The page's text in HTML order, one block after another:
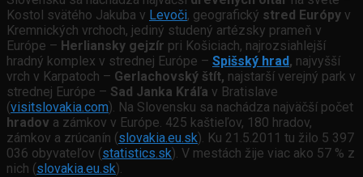
Kostol svätého Jakuba v Levoči, geografický stred Európy v
Kremnických vrchoch, jediný studený artézsky prameň v
Európe – Herliansky gejzír pri Košiciach, najrozsiahlejší
hradný komplex v strednej Európe – Spišský hrad, najvyšší
vrch v Karpatoch – Gerlachovský štít, najstarší verejný park v
strednej Európe – Sad Janka Kráľa v Bratislave
(visitslovakia.com). Na Slovensku sa nachádza najväčší počet
hradov a zámkov v Európe. 425 kaštieľov, 180 hradov,
zámkov a zrúcanín (slovakia.eu.sk). Ku 21.5.2011 tu žilo 5 397
036 obyvateľov (statistics.sk). V mestách žije viac ako 57 % z
nich (slovakia.eu.sk).